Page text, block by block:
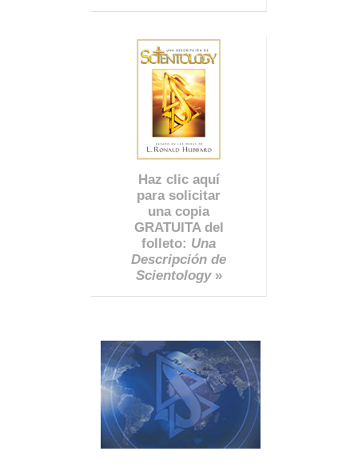
Haz clic aquí
para solicitar
una copia
GRATUITA del
folleto: Una
Descripción de
Scientology»